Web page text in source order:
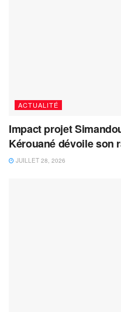
ACTUALITÉ
Impact projet
Kérouané dévoile son
JUILLET 28, 2026